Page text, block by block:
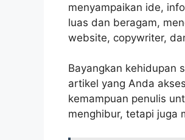
menyampaikan ide,
luas dan beragam,
website, copywriter,
Bayangkan kehidupan
artikel yang Anda
kemampuan penulis
menghibur, tetapi juga